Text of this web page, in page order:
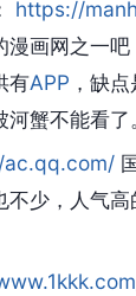
https://
画网之一吧
有APP ，缺
蟹不能看了
不少，人气